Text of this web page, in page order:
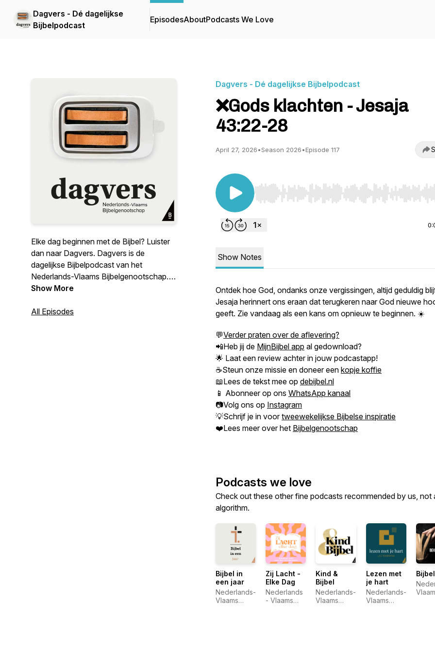
Dagvers - Dé dagelijkse
Bijbelpodcast
EpisodesAboutPodcasts We Love
Elke dag beginnen met de Bijbel? Luister
dan naar Dagvers. Dagvers is de
dagelijkse Bijbelpodcast van het
Nederlands-Vlaams Bijbelgenootschap.
Krijg Bijbelse inspiratie en een vraag of
de Bijbel echt dichtbij!
Show More
All Episodes
Dagvers - Dé dagelijkse Bijbelpodcast
❌Gods klachten - Jesaja
43:22-28
April 27, 2026•Season 2026•Episode 117
Use Left/Right to seek, Home/End to jump to start
Show Notes
Ontdek hoe God, ondanks onze vergissingen, altijd geduldig
Jesaja herinnert ons eraan dat terugkeren naar God nieuwe
geeft. Zie vandaag als een kans om opnieuw te beginnen. ☀️
💬Verder praten over de aflevering?
📲Heb jij de MijnBijbel app al gedownload?
🌟 Laat een review achter in jouw podcastapp!
☕Steun onze missie en doneer een kopje koffie
📖Lees de tekst mee op debijbel.nl
📱 Abonneer op ons WhatsApp kanaal
📷Volg ons op Instagram
💡Schrijf je in voortweewekelijkse Bijbelse inspiratie
❤️Lees meer over het Bijbelgenootschap
Podcasts we love
Check out these other fine podcasts recommended by us, not
algorithm.
Bijbel in
een jaar
Nederlands-
Vlaams
Zij Lacht -
Elke Dag
Nederlands
- Vlaams
Kind &
Bijbel
Nederlands-
Vlaams
Lezen met
je hart
Nederlands-
Vlaams